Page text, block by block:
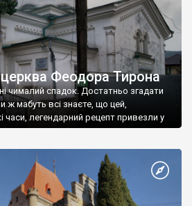
Феодора Тирона
чималий спадок. Достатньо згадати
ж мабуть всі знаєте, що цей,
часи, легендарний рецепт привезли у